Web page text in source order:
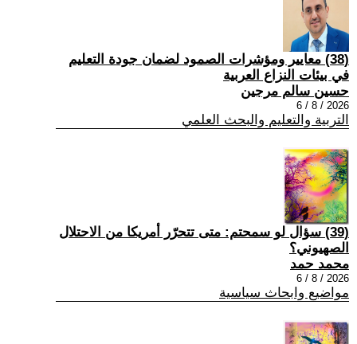
(38) معايير ومؤشرات الصمود لضمان جودة التعليم
في بيئات النزاع العربية
حسين سالم مرجين
2026 / 8 / 6
التربية والتعليم والبحث العلمي
(39) سؤال لو سمحتم: متى تتحرّر أمريكا من الاحتلال
الصهيوني؟
محمد حمد
2026 / 8 / 6
مواضيع وابحاث سياسية